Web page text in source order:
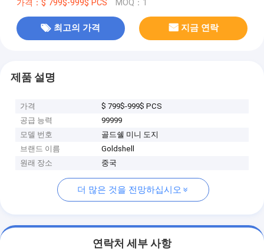
가격：$ 799$-999$ PCS MOQ：1
최고의 가격 지금 연락
제품 설명
가격
$ 799$-999$ PCS
공급 능력
99999
모델 번호
골드쉘 미니 도지
브랜드 이름
Goldshell
원래 장소
중국
더 많은 것을 전망하십시오
연락처 세부 사항